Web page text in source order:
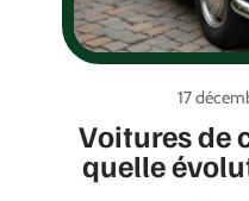
Voitures de
quelle
17